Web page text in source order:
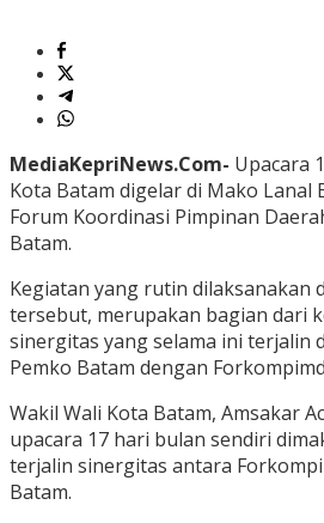
MediaKepriNews.Com- Upacara
Kota Batam digelar di Mako Lanal
Forum Koordinasi Pimpinan
Batam.
Kegiatan yang rutin dilaksanakan
tersebut, merupakan bagian dari
sinergitas yang selama ini terjalin
Pemko Batam dengan
Wakil Wali Kota Batam, Amsakar
upacara 17 hari bulan sendiri
terjalin sinergitas antara
Batam.